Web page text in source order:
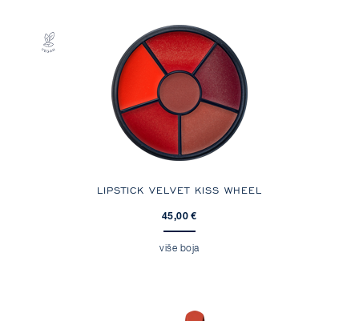
LIPSTICK VELVET KISS WHEEL
45,00 €
više boja